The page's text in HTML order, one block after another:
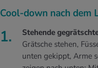
Cool-down nach dem
Stehende
Grätsche stehen,
unten gekippt, Arme